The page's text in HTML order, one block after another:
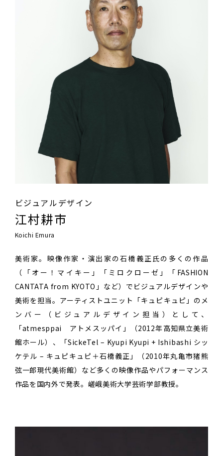
ビジュアルデザイン
江村耕市
Koichi Emura
美術家。映像作家・演出家の石橋義正氏の多くの作品
（「オー！マイキー」「ミロクローゼ」「FASHION
CANTATA from KYOTO」など）でビジュアルデザインや
美術を担当。アーティストユニット「キュピキュピ」のメ
ンバー（ビジュアルデザイン担当）として、
「atmesppai アトメスッパイ」（2012年高知県立美術
館ホール）、「SickeTel – Kyupi Kyupi + Ishibashi シッ
ケテル – キュピキュピ＋石橋義正」（2010年丸亀市猪熊
弦一郎現代美術館）など多くの映像作品やパフォーマンス
作品を国内外で発表。嵯峨美術大学芸術学部教授。